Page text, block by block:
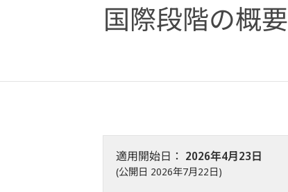
国際段階の概要
適用開始日： 2026年4月23日
(公開日 2026年7月22日)